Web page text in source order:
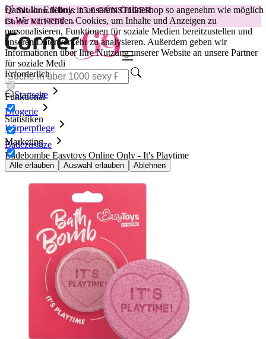
Damit Ihr Erlebnis in unserem Onlineshop so angenehm wie möglich
ist.Wir verwenden Cookies, um Inhalte und Anzeigen zu
personalisieren, Funktionen für soziale Medien bereitzustellen und
unseren Datenverkehr zu analysieren. Außerdem geben wir
Informationen über Ihre Nutzung unserer Website an unsere Partner
für soziale Medi
Erforderlich
Funktional
Statistiken
Marketing
Alle erlauben Auswahl erlauben Ablehnen
😽Svakom Klitty: 15 € GÜNSTIGER
Code: KLITTY →
Startseite
Drogerie
Körperpflege
Badezusätze
Badebombe Easytoys Online Only - It's Playtime